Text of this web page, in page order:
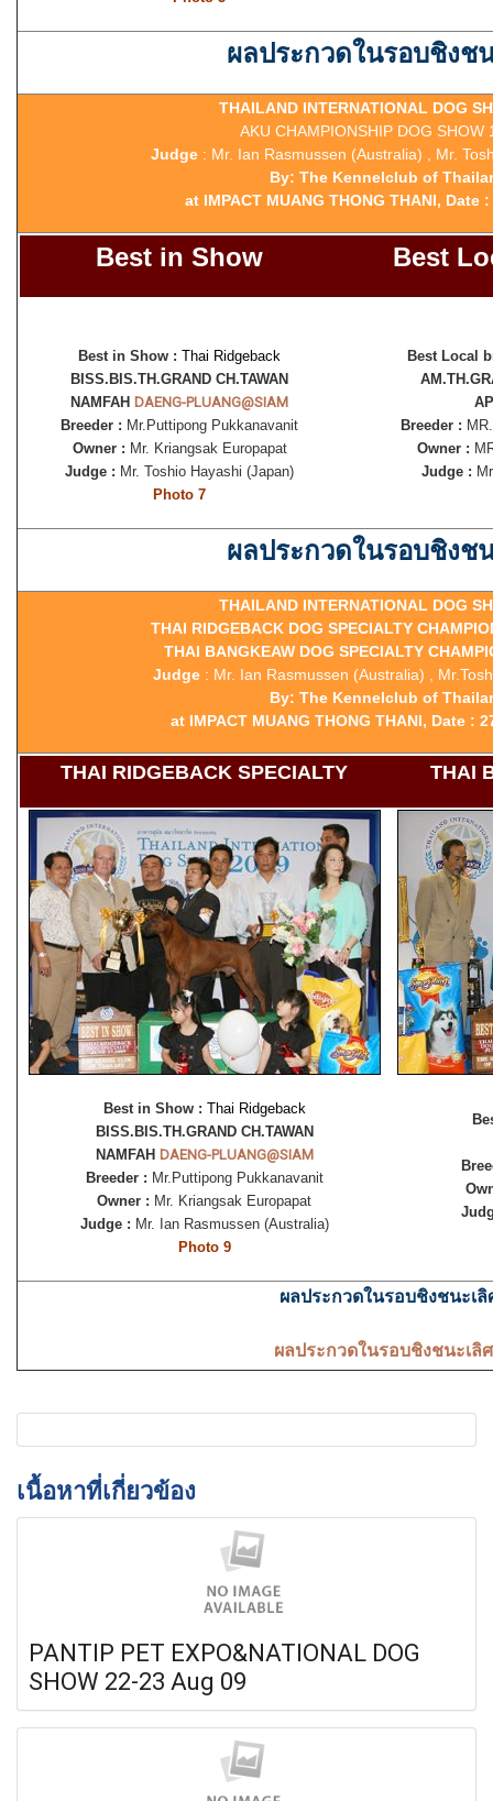
ผลประกวดในรอบชิงช
THAILAND INTERNATIONAL DOG
AKU CHAMPIONSHIP DOG SHOW
Judge : Mr. Ian Rasmussen (Australia) , Mr.
By: The Kennelclub of
at IMPACT MUANG THONG THANI, Date
Best in Show Best
Best in Show : Thai Ridgeback
BISS.BIS.TH.GRAND CH.TAWAN
NAMFAH DAENG-PLUANG@SIAM
Breeder : Mr.Puttipong Pukkanavanit
Owner : Mr. Kriangsak Europapat
Judge : Mr. Toshio Hayashi (Japan)
Photo 7
Best Local
Breeder :
Owner :
Judge :
ผลประกวดในรอบชิงช
THAILAND INTERNATIONAL DOG
THAI RIDGEBACK DOG SPECIALTY
THAI BANGKEAW DOG SPECIALTY
Judge : Mr. Ian Rasmussen (Australia) ,
By: The Kennelclub of
at IMPACT MUANG THONG THANI, Date :
THAI RIDGEBACK SPECIALTY THAI
Best in Show : Thai Ridgeback
BISS.BIS.TH.GRAND CH.TAWAN
NAMFAH DAENG-PLUANG@SIAM
Breeder : Mr.Puttipong Pukkanavanit
Owner : Mr. Kriangsak Europapat
Judge : Mr. Ian Rasmussen (Australia)
Photo 9
ผลประกวดในรอบชิงชนะเลิ
ผลประกวดในรอบชิงชนะเลิศ
เนื้อหาที่เกี่ยวข้อง
PANTIP PET EXPO&NATIONAL DOG
SHOW 22-23 Aug 09